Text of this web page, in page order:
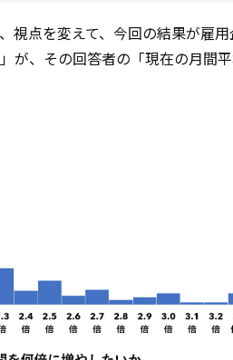
点を変えて、今回の結果が雇
が、その回答者の「現在の月間